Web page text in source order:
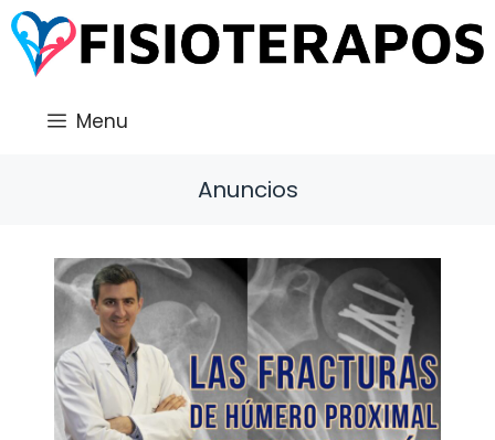
Saltar
al
contenido
Menu
Anuncios